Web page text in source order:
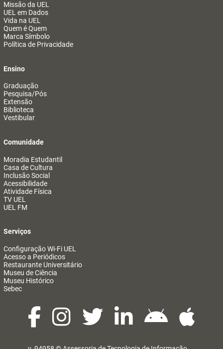
Missão da UEL
UEL em Dados
Vida na UEL
Quem é Quem
Marca Símbolo
Política de Privacidade
Ensino
Graduação
Pesquisa/Pós
Extensão
Biblioteca
Vestibular
Comunidade
Moradia Estudantil
Casa de Cultura
Inclusão Social
Acessibilidade
Atividade Física
TV UEL
UEL FM
Serviços
Configuração Wi-Fi UEL
Acesso a Periódicos
Restaurante Universitário
Museu de Ciência
Museu Histórico
Sebec